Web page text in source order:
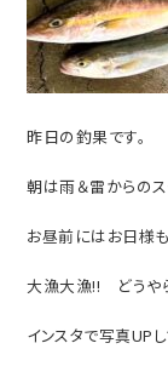
昨日の釣果です。
朝は雨＆雷からのス
お昼前にはお日様
大漁大漁‼ どうやら
インスタで写真UP